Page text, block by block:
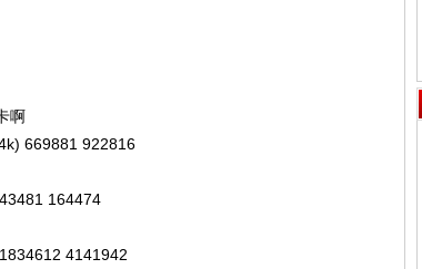
啊
669881 922816
164474
4141942